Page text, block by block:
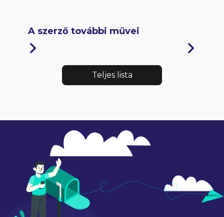
A szerző további művei
Teljes lista